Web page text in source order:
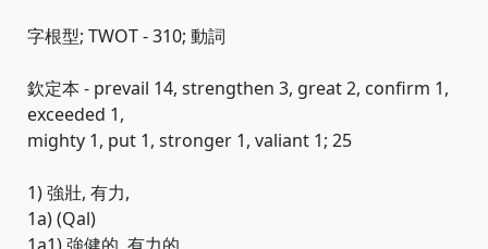
字根型; TWOT - 310; 動詞
欽定本 - prevail 14, strengthen 3, great 2, confirm 1,
exceeded 1,
mighty 1, put 1, stronger 1, valiant 1; 25
1) 強壯, 有力,
1a) (Qal)